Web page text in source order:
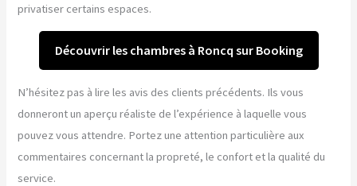
privatiser certains espaces.
Découvrir les chambres à Roncq sur Booking
N’hésitez pas à lire les avis des clients précédents. Ils vous
donneront un aperçu réaliste de l’expérience à laquelle vous
pouvez vous attendre. Portez une attention particulière aux
commentaires concernant la propreté, le confort et la qualité du
service.